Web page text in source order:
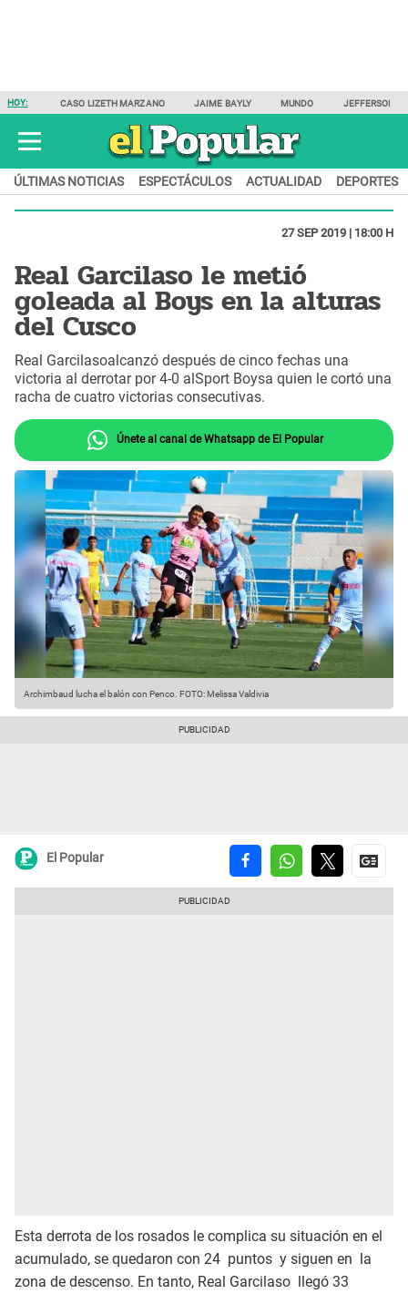
HOY: CASO LIZETH MARZANO JAIME BAYLY MUNDO JEFFERSON
ÚLTIMAS NOTICIAS ESPECTÁCULOS ACTUALIDAD DEPORTES
27 SEP 2019 | 18:00 H
Real Garcilaso le metió
goleada al Boys en la alturas
del Cusco
Real Garcilasoalcanzó después de cinco fechas una
victoria al derrotar por 4-0 alSport Boysa quien le cortó una
racha de cuatro victorias consecutivas.
Únete al canal de Whatsapp de El Popular
Archimbaud lucha el balón con Penco. FOTO: Melissa Valdivia
El Popular
Esta derrota de los rosados le complica su situación en el
acumulado, se quedaron con 24 puntos y siguen en la
zona de descenso. En tanto, Real Garcilaso llegó 33